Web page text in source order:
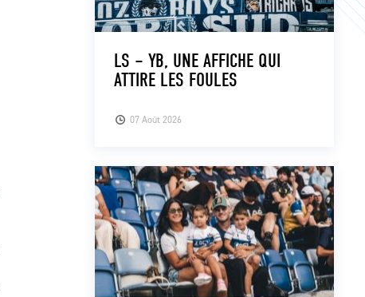
07 Août 2026
LS – YB, UNE AFFICHE QUI
ATTIRE LES FOULES